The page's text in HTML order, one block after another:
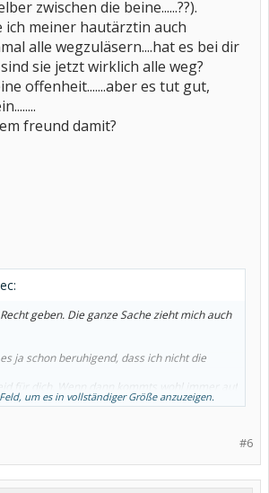
zwischen die beine......??).
ich meiner hautärztin auch
alle wegzuläsern....hat es bei dir
sie jetzt wirklich alle weg?
offenheit.......aber es tut gut,
freund damit?
geben. Die ganze Sache zieht mich auch
ja schon beruhigend, dass ich nicht die
für dich. Wenn dann kommts wohl immer auf
diese Creme nicht verschreiben und
um es in vollständiger Größe anzuzeigen.
#6